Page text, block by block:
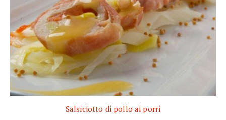
Salsiciotto di pollo ai porri